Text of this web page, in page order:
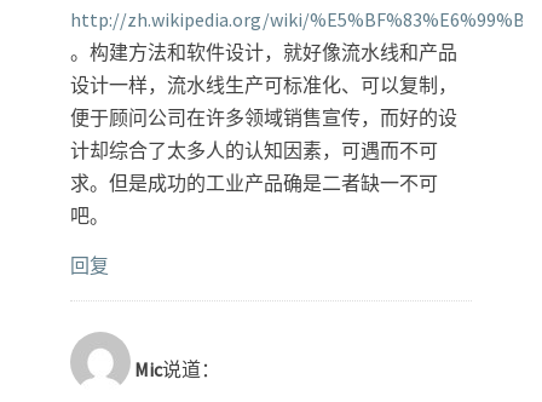
http://zh.wikipedia.org/wiki/
。构建方法和软件设计，就好像流水线和产品
设计一样，流水线生产可标准化、可以复制，
便于顾问公司在许多领域销售宣传，而好的设
计却综合了太多人的认知因素，可遇而不可
求。但是成功的工业产品确是二者缺一不可
吧。
回复
Mic说道：